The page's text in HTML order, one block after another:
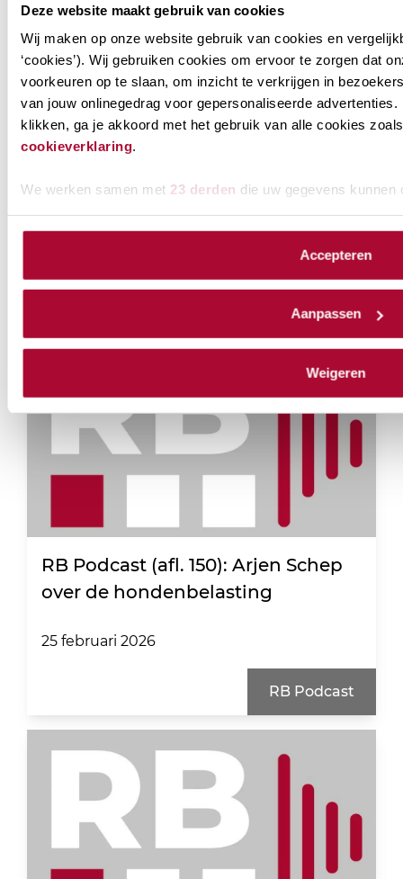
Deze website maakt gebruik van cookies
Wij maken op onze website gebruik van cookies en
‘cookies’). Wij gebruiken cookies om ervoor te zorgen dat
voorkeuren op te slaan, om inzicht te verkrijgen in
van jouw onlinegedrag voor gepersonaliseerde advertenties.
klikken, ga je akkoord met het gebruik van alle cookies
cookieverklaring.
We werken samen met 23 derden die uw gegevens kunnen
Accepteren
Aanpassen
Weigeren
RB Podcast (afl. 151): Martin
rondom het raadslidmaatschap
RB Podcast (afl. 150): Arjen Schep
over de hondenbelasting
25 februari 2026
RB Podcast